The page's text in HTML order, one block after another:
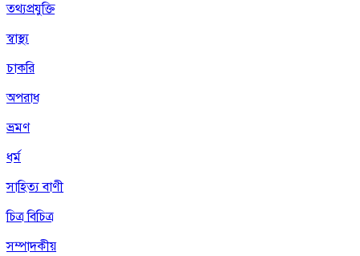
তথ্যপ্রযুক্তি
স্বাস্থ্য
চাকরি
অপরাধ
ভ্রমণ
ধর্ম
সাহিত্য বাণী
চিত্র বিচিত্র
সম্পাদকীয়